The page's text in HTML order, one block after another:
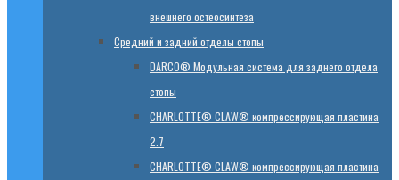
внешнего остеосинтеза
Средний и задний отделы стопы
DARCO® Модульная система для заднего отдела
стопы
CHARLOTTE® CLAW® компрессирующая пластина
2.7
CHARLOTTE® CLAW® компрессирующая пластина